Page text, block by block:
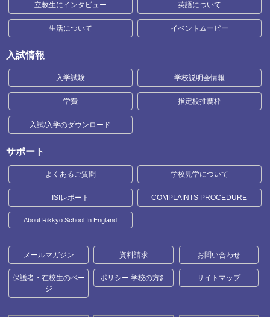
立教生にインタビュー 英語について
生活について イベントムービー
入試情報
入学試験 学校説明会情報
学費 指定校推薦枠
入試/入学のダウンロード
サポート
よくあるご質問 学校見学について
ISIレポート COMPLAINTS PROCEDURE
About Rikkyo School In England
メールマガジン 資料請求 お問い合わせ
保護者・在校生のペー
ジ
ポリシー 学校の方針 サイトマップ